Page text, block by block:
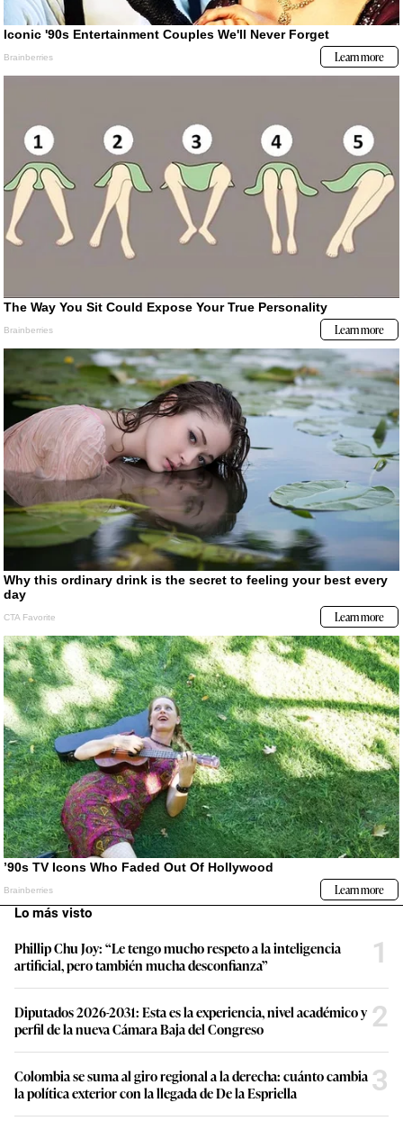
Lo más visto
Phillip Chu Joy: “Le tengo mucho respeto a la inteligencia
artificial, pero también mucha desconfianza”
1
Diputados 2026-2031: Esta es la experiencia, nivel académico y
perfil de la nueva Cámara Baja del Congreso
2
Colombia se suma al giro regional a la derecha: cuánto cambia
la política exterior con la llegada de De la Espriella
3